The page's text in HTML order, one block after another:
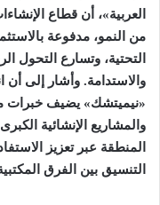
العربية»، أن قطاع
من النمو، مدفوعة
التحتية، وتسارع التحول
والاستدامة. وأشار إلى أن
«نيميتشك» يضيف خبرات
والمشاريع الإنشائية
المنطقة عبر تعزيز
التنسيق بين الفرق